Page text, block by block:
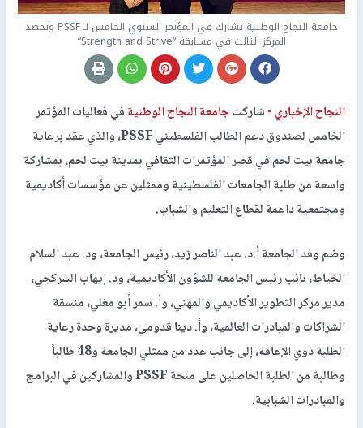
جامعة النجاح الوطنية تشارك في المؤتمر السنوي الخامس لـ PSSF وتحصد
المركز الثالث في مسابقة “Strength and Strive”
النجاح الإخباري -شاركتجامعة النجاح الوطنيةفي فعاليات المؤتمر
الخامس لصندوق دعم الطالب الفلسطيني PSSF، والذي عقد برعاية
جامعة بيت لحم في قصر المؤتمرات الثقافي بمدينة بيت لحم، بمشاركة
واسعة من طلبة الجامعات الفلسطينية وممثلين عن مؤسسات أكاديمية
ومجتمعية داعمة لقطاع التعليم والشباب.
وضم وفد الجامعة أ.د. عبد الناصر زيد، رئيس الجامعة، ود. عبد السلام
الخياط، نائب رئيس الجامعة للشؤون الأكاديمية، ود. إيهاب السركجي،
مدير مركز التطوير الأكاديمي والمهني، وأ. سمر أبو مغلي، منسقة
الشراكات والمبادرات العالمية، وأ. دينا قدومي، مديرة وحدة رعاية
الطلبة ذوي الإعاقة، إلى جانب عدد من ممثلي الجامعة و48 طالباً
وطالبة من الطلبة الحاصلين على منحة PSSF والمشاركين في البرامج
والمبادرات الشبابية.